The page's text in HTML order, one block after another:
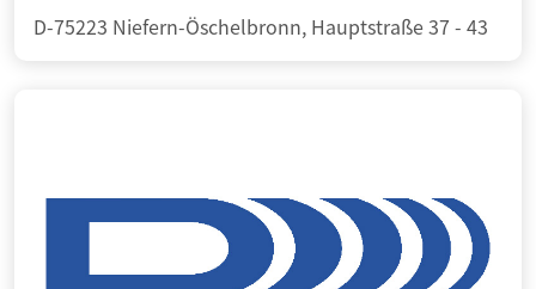
D-75223 Niefern-Öschelbronn, Hauptstraße 37 - 43